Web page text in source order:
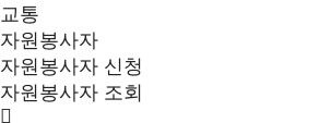
교통
자원봉사자
자원봉사자 신청
자원봉사자 조회